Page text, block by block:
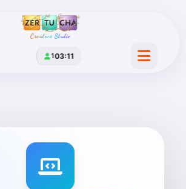
Creative Studio
103:11